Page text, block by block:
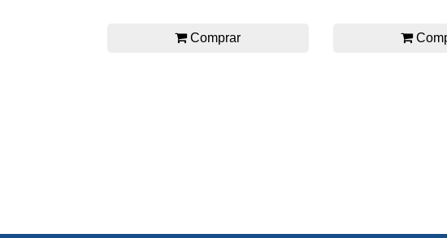
Comprar